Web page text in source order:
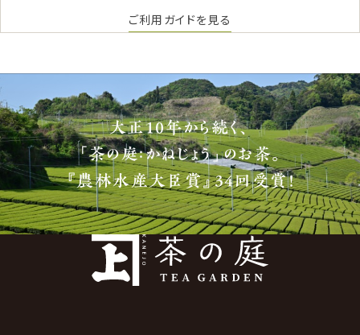
ご利用ガイドを見る
大正10年から続く、
「茶の庭：かねじょう」のお茶。
『農林水産大臣賞』34回受賞！